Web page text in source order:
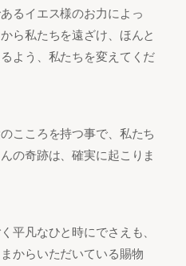
るイエス様のお力によっ
ら私たちを遠ざけ、ほんと
よう、私たちを変えてくだ
こころを持つ事で、私たち
の奇跡は、確実に起こりま
平凡なひと時にでさえも、
からいただいている賜物